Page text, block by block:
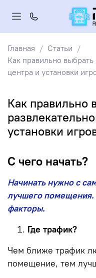
Главная
Статьи
Как правильно
центра и установки
Как правильно
установки
С чего начать?
Начинать нужно с
лучшего
факторы.
Где трафик?
Чем ближе трафик
помещение, тем